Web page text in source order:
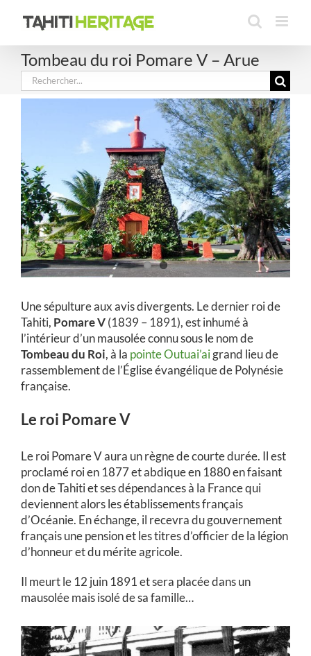
Tombeau du roi Pomare V – Arue
Rechercher:
Une sépulture aux avis divergents. Le dernier roi de
Tahiti, Pomare V(1839 – 1891), est inhumé à
l’intérieur d’un mausolée connu sous le nom de
Tombeau du Roi, à la pointe Outuai’aigrand lieu de
rassemblement de l’Église évangélique de Polynésie
française.
Le roi Pomare V
Le roi Pomare V aura un règne de courte durée. Il est
proclamé roi en 1877 et abdique en 1880 en faisant
don de Tahiti et ses dépendances à la France qui
deviennent alors les établissements français
d’Océanie. En échange, il recevra du gouvernement
français une pension et les titres d’officier de la légion
d’honneur et du mérite agricole.
Il meurt le 12 juin 1891 et sera placée dans un
mausolée mais isolé de sa famille…